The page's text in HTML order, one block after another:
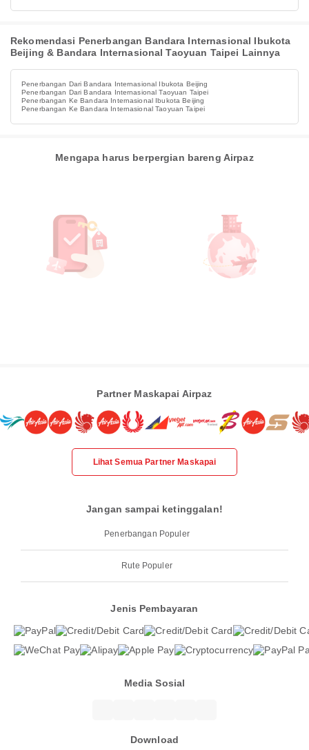
Rekomendasi Penerbangan Bandara Internasional Ibukota
Beijing & Bandara Internasional Taoyuan Taipei Lainnya
Penerbangan Dari Bandara Internasional Ibukota Beijing
Penerbangan Dari Bandara Internasional Taoyuan Taipei
Penerbangan Ke Bandara Internasional Ibukota Beijing
Penerbangan Ke Bandara Internasional Taoyuan Taipei
Mengapa harus berpergian bareng Airpaz
Partner Maskapai Airpaz
Lihat Semua Partner Maskapai
Jangan sampai ketinggalan!
Penerbangan Populer
Rute Populer
Jenis Pembayaran
Media Sosial
Download